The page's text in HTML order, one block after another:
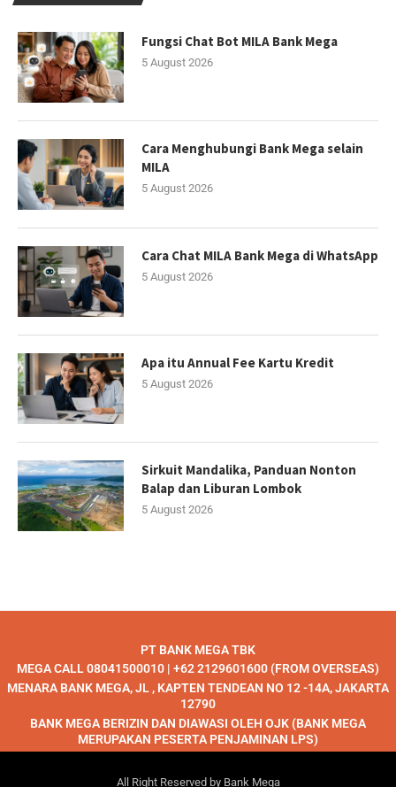
Fungsi Chat Bot MILA Bank Mega
5 August 2026
Cara Menghubungi Bank Mega selain
MILA
5 August 2026
Cara Chat MILA Bank Mega di WhatsApp
5 August 2026
Apa itu Annual Fee Kartu Kredit
5 August 2026
Sirkuit Mandalika, Panduan Nonton
Balap dan Liburan Lombok
5 August 2026
PT BANK MEGA TBK
MEGA CALL 08041500010 | +62 2129601600 (FROM OVERSEAS)
MENARA BANK MEGA, JL , KAPTEN TENDEAN NO 12 -14A, JAKARTA
12790
BANK MEGA BERIZIN DAN DIAWASI OLEH OJK (BANK MEGA
MERUPAKAN PESERTA PENJAMINAN LPS)
All Right Reserved by Bank Mega